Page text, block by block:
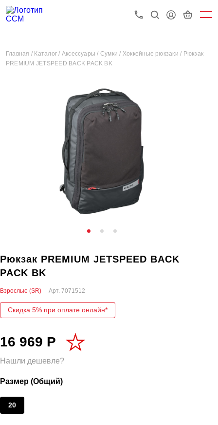
Главная / Каталог / Аксессуары / Сумки / Хоккейные рюкзаки / Рюкзак
PREMIUM JETSPEED BACK PACK BK
Рюкзак PREMIUM JETSPEED BACK
PACK BK
Взрослые (SR) Арт. 7071512
Скидка 5% при оплате онлайн*
16 969 Р
Нашли дешевле?
Размер (Общий)
20